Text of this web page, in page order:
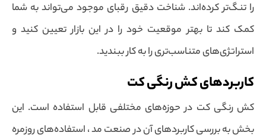
را تنگ‌تر کرده‌اند. شناخت دقیق رقبای موجود می‌تواند به شما
کمک کند تا بهتر موقعیت خود را در این بازار تعیین کنید و
استراتژی‌های متناسب‌تری را به کار ببندید.
کاربردهای کش رنگی کت
کش رنگی کت در حوزه‌های مختلفی قابل استفاده است. این
بخش به بررسی کاربردهای آن در صنعت مد ، استفاده‌های روزمره